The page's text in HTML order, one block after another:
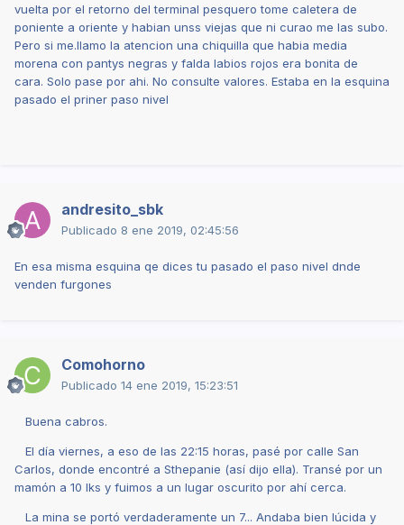
vuelta por el retorno del terminal pesquero tome caletera de
poniente a oriente y habian unss viejas que ni curao me las subo.
Pero si me.llamo la atencion una chiquilla que habia media
morena con pantys negras y falda labios rojos era bonita de
cara. Solo pase por ahi. No consulte valores. Estaba en la esquina
pasado el priner paso nivel
andresito_sbk
Publicado 8 ene 2019, 02:45:56
En esa misma esquina qe dices tu pasado el paso nivel dnde
venden furgones
Comohorno
Publicado 14 ene 2019, 15:23:51
Buena cabros.
El día viernes, a eso de las 22:15 horas, pasé por calle San
Carlos, donde encontré a Sthepanie (así dijo ella). Transé por un
mamón a 10 lks y fuimos a un lugar oscurito por ahí cerca.
La mina se portó verdaderamente un 7... Andaba bien lúcida y